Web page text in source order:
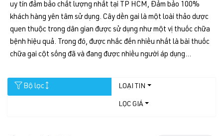
uy tín đảm bảo chất lượng nhất tại TP HCM, Đảm bảo 100%
khách hàng yên tâm sử dụng. Cây dền gai là một loài thảo dược
quen thuộc trong dân gian được sử dụng như một vị thuốc chữa
bệnh hiệu quả. Trong đó, được nhắc đến nhiều nhất là bài thuốc
chữa gai cột sống đã và đang được nhiều người áp dụng...
Bộ lọc LOẠI TIN
LỌC GIÁ